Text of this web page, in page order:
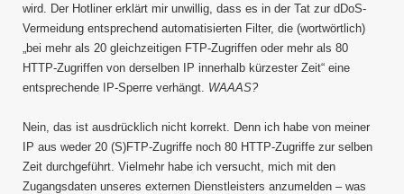
wird. Der Hotliner erklärt mir unwillig, dass es in der Tat zur dDoS-
Vermeidung entsprechend automatisierten Filter, die (wortwörtlich)
„bei mehr als 20 gleichzeitigen FTP-Zugriffen oder mehr als 80
HTTP-Zugriffen von derselben IP innerhalb kürzester Zeit“ eine
entsprechende IP-Sperre verhängt. WAAAS?
Nein, das ist ausdrücklich nicht korrekt. Denn ich habe von meiner
IP aus weder 20 (S)FTP-Zugriffe noch 80 HTTP-Zugriffe zur selben
Zeit durchgeführt. Vielmehr habe ich versucht, mich mit den
Zugangsdaten unseres externen Dienstleisters anzumelden – was